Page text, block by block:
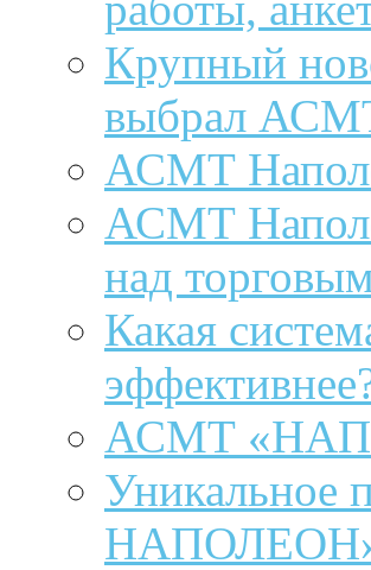
Крупный
выбрал
АСМТ
АСМТ
над
Какая
АСМТ
Уникальное